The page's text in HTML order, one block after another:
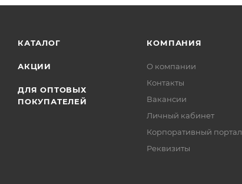
КАТАЛОГ
АКЦИИ
ДЛЯ ОПТОВЫХ
ПОКУПАТЕЛЕЙ
КОМПАНИЯ
О компании
Контакты
Вакансии
Личный кабинет
Корпоративный портал
Реквизиты